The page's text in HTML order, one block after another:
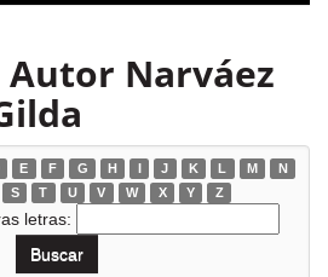
Autor Narváez
E F G H I J K L M
N
S T U V W X Y Z
letras: